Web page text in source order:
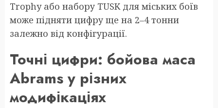
Trophy або набору TUSK для міських боїв
може підняти цифру ще на 2–4 тонни
залежно від конфігурації.
Точні цифри: бойова маса
Abrams у різних
модифікаціях